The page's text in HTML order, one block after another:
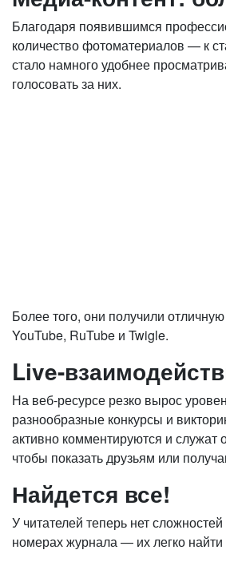
Благодаря появившимся
количество фотоматериалов — к
стало намного удобнее
голосовать за них.
Более того, они получили
YouTube, RuTube и Twigle.
Live-
На веб-ресурсе резко вырос
разнообразные конкурсы и
активно комментируются и
чтобы показать друзьям или
Найдется все!
У читателей теперь нет
номерах журнала — их легко найти